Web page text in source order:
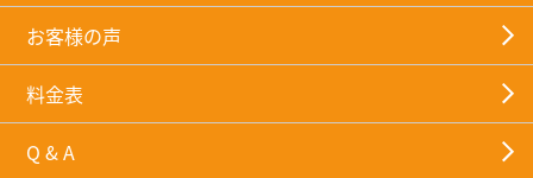
お客様の声
料金表
Q & A